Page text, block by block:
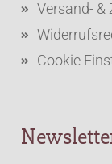
Versand- &
Cookie